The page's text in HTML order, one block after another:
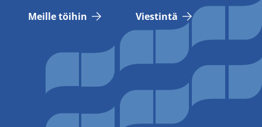
Meil­le töi­hin
Vies­tin­tä